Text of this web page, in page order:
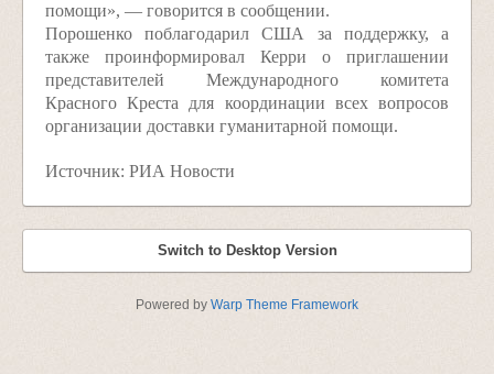
помощи», — говорится в сообщении.
Порошенко поблагодарил США за поддержку, а
также проинформировал Керри о приглашении
представителей Международного комитета
Красного Креста для координации всех вопросов
организации доставки гуманитарной помощи.
Источник: РИА Новости
Switch to Desktop Version
Powered by Warp Theme Framework